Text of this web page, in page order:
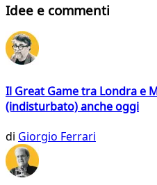
Idee e commenti
Il Great Game tra Londra e
(indisturbato) anche oggi
di Giorgio Ferrari